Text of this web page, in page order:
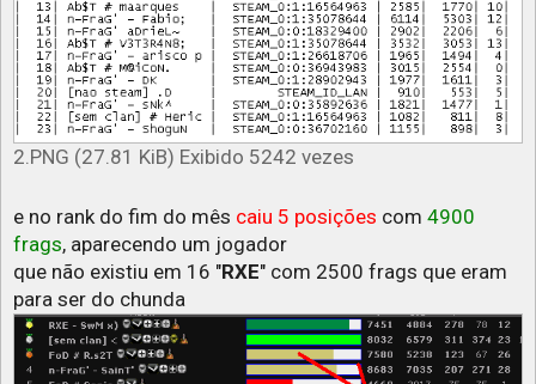
2.PNG (27.81 KiB) Exibido 5242 vezes
e no rank do fim do mês caiu 5 posições com 4900
frags, aparecendo um jogador
que não existiu em 16 "RXE" com 2500 frags que eram
para ser do chunda